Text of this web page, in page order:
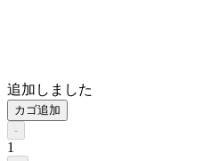
追加しました
カゴ追加
-
1